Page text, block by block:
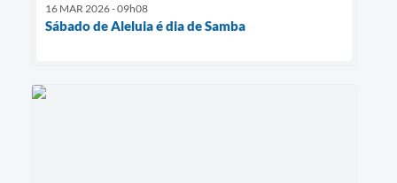
16 MAR 2026 - 09h08
Sábado de Aleluia é dia de Samba